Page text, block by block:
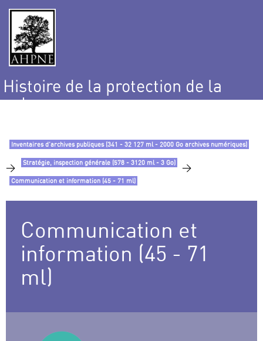
Histoire de la protection de la
nature
Inventaires d’archives publiques (341 - 32 127 ml - 2000 Go archives numériques)
> Stratégie, inspection générale (578 - 3120 ml - 3 Go) >
Communication et information (45 - 71 ml)
Communication et
information (45 - 71
ml)